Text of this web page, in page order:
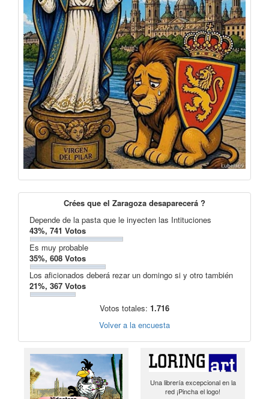
Crées que el Zaragoza desaparecerá ?
Depende de la pasta que le inyecten las Intituciones
43%, 741 Votos
Es muy probable
35%, 608 Votos
Los aficionados deberá rezar un domingo si y otro también
21%, 367 Votos
Votos totales: 1.716
Volver a la encuesta
Una librería excepcional en la
red ¡Pincha el logo!